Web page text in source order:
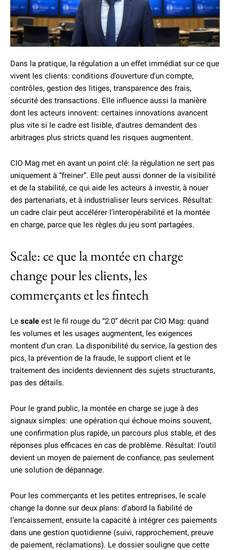
Dans la pratique, la régulation a un effet immédiat sur ce que
vivent les clients: conditions d’ouverture d’un compte,
contrôles, gestion des litiges, transparence des frais,
sécurité des transactions. Elle influence aussi la manière
dont les acteurs innovent: certaines innovations avancent
plus vite si le cadre est lisible, d’autres demandent des
arbitrages plus stricts quand les risques augmentent.
CIO Mag met en avant un point clé: la régulation ne sert pas
uniquement à “freiner”. Elle peut aussi donner de la visibilité
et de la stabilité, ce qui aide les acteurs à investir, à nouer
des partenariats, et à industrialiser leurs services. Résultat:
un cadre clair peut accélérer l’interopérabilité et la montée
en charge, parce que les règles du jeu sont partagées.
Scale: ce que la montée en charge
change pour les clients, les
commerçants et les fintech
Le scale est le fil rouge du “2.0” décrit par CIO Mag: quand
les volumes et les usages augmentent, les exigences
montent d’un cran. La disponibilité du service, la gestion des
pics, la prévention de la fraude, le support client et le
traitement des incidents deviennent des sujets structurants,
pas des détails.
Pour le grand public, la montée en charge se juge à des
signaux simples: une opération qui échoue moins souvent,
une confirmation plus rapide, un parcours plus stable, et des
réponses plus efficaces en cas de problème. Résultat: l’outil
devient un moyen de paiement de confiance, pas seulement
une solution de dépannage.
Pour les commerçants et les petites entreprises, le scale
change la donne sur deux plans: d’abord la fiabilité de
l’encaissement, ensuite la capacité à intégrer ces paiements
dans une gestion quotidienne (suivi, rapprochement, preuve
de paiement, réclamations). Le dossier souligne que cette